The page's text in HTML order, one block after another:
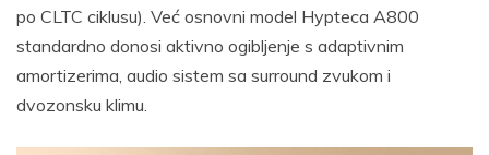
po CLTC ciklusu). Već osnovni model Hypteca A800
standardno donosi aktivno ogibljenje s adaptivnim
amortizerima, audio sistem sa surround zvukom i
dvozonsku klimu.